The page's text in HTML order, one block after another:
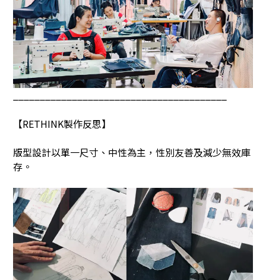
【RETHINK製作反思】
版型設計以單一尺寸、中性為主，性別友善及減少無效庫
存。